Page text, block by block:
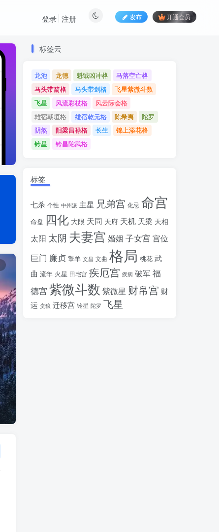
发布 开通会员
登录 注册
标签云
龙池 龙德 魁钺凶冲格
马落空亡格
马头带箭格
马头带剑格
飞星紫微斗数
飞星
风流彩杖格
风云际会格
雄宿朝垣格
雄宿乾元格 陈希夷
陀罗
阴煞
阳梁昌禄格 长生
锦上添花格
铃星
铃昌陀武格
标签云
龙池 龙德 魁钺凶冲格
马落空亡格
马头带箭格
马头带剑格
飞星紫微斗数
飞星
风流彩杖格
风云际会格
雄宿朝垣格
雄宿乾元格 陈希夷
陀罗
阴煞
阳梁昌禄格 长生
锦上添花格
铃星
铃昌陀武格
标签
七杀 个性 中州派 主星 兄弟宫 化忌 命宫
命盘 四化 大限 天同 天府 天机 天梁 天相
太阳 太阴 夫妻宫 婚姻 子女宫 宫位
巨门 廉贞 擎羊 文昌 文曲 格局 桃花 武
曲 流年 火星 田宅宫 疾厄宫 疾病 破军福
德宫 紫微斗数 紫微星 财帛宫 财
运 贪狼 迁移宫 铃星 陀罗 飞星